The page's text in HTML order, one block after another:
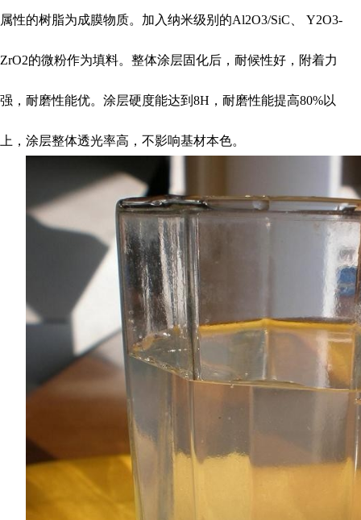
属性的树脂为成膜物质。加入纳米级别的Al2O3/SiC、 Y2O3-
ZrO2的微粉作为填料。整体涂层固化后，耐候性好，附着力
强，耐磨性能优。涂层硬度能达到8H，耐磨性能提高80%以
上，涂层整体透光率高，不影响基材本色。